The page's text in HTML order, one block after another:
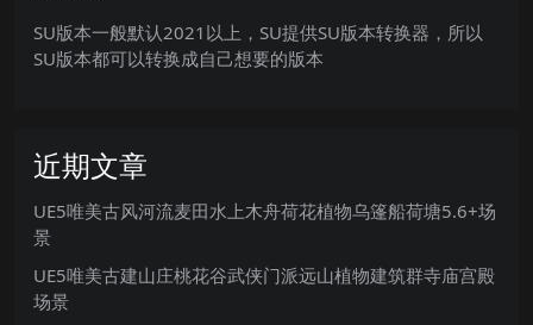
SU版本一般默认2021以上，SU提供SU版本转换器，所以
SU版本都可以转换成自己想要的版本
近期文章
UE5唯美古风河流麦田水上木舟荷花植物乌篷船荷塘5.6+场
景
UE5唯美古建山庄桃花谷武侠门派远山植物建筑群寺庙宫殿
场景